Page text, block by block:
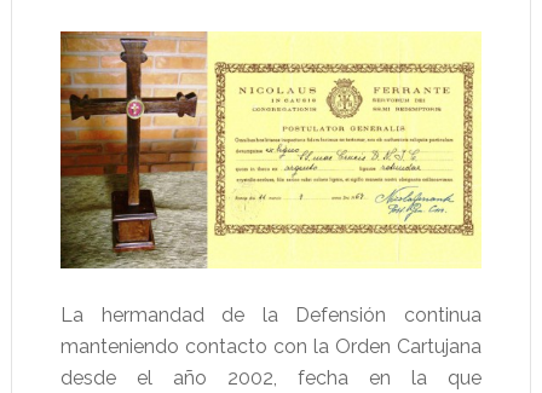
La hermandad de la Defensión continua
manteniendo contacto con la Orden Cartujana
desde el año 2002, fecha en la que